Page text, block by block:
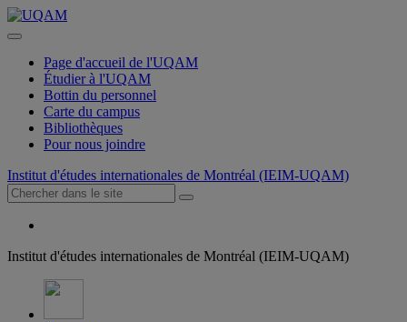
Page d'accueil de l'UQAM
Étudier à l'UQAM
Bottin du personnel
Carte du campus
Bibliothèques
Pour nous joindre
Institut d'études internationales de Montréal (IEIM-UQAM)
Institut d'études internationales de Montréal (IEIM-UQAM)